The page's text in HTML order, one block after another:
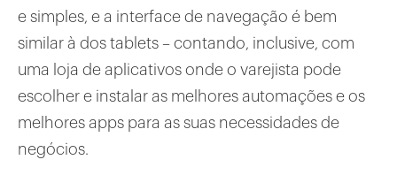
e simples, e a interface de navegação é bem
similar à dos tablets – contando, inclusive, com
uma loja de aplicativos onde o varejista pode
escolher e instalar as melhores automações e os
melhores apps para as suas necessidades de
negócios.